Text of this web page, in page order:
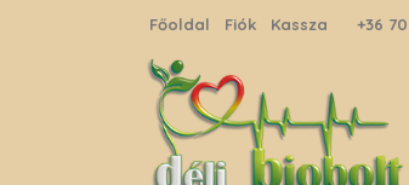
Főoldal Fiók Kassza +36